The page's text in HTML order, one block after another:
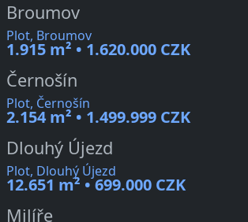
Broumov
Plot, Broumov
1.915 m² • 1.620.000 CZK
Černošín
Plot, Černošín
2.154 m² • 1.499.999 CZK
Dlouhý Újezd
Plot, Dlouhý Újezd
12.651 m² • 699.000 CZK
Milíře